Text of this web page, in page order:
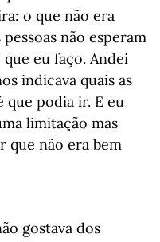
o que não era
não esperam
eu faço. Andei
indicava quais as
que podia ir. E eu
limitação mas
que não era bem
gostava dos